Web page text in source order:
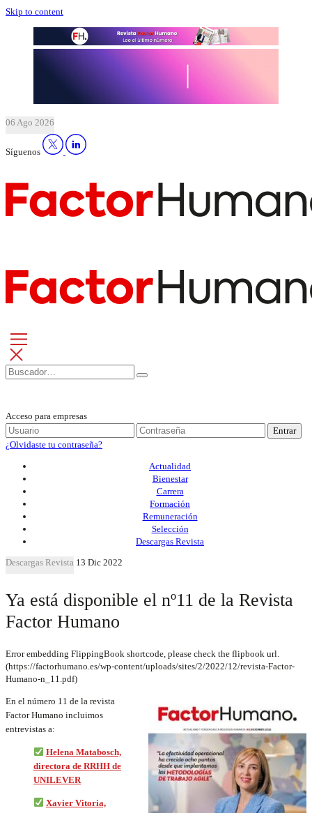
Skip to content
06 Ago 2026
Síguenos
Acceso para empresas
Entrar
¿Olvidaste tu contraseña?
Actualidad
Bienestar
Carrera
Formación
Remuneración
Selección
Descargas Revista
Descargas Revista 13 Dic 2022
Ya está disponible el nº11 de la Revista
Factor Humano
Error embedding FlippingBook shortcode, please check the flipbook url.
(https://factorhumano.es/wp-content/uploads/sites/2/2022/12/revista-Factor-
Humano-n_11.pdf)
En el número 11 de la revista
Factor Humano incluimos
entrevistas a:
Helena Matabosch,
directora de RRHH de
UNILEVER
Xavier Vitoria,